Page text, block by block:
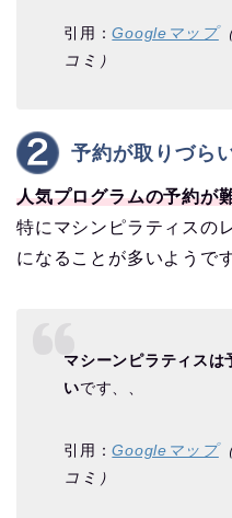
引用：Googleマップ
コミ）
予約が取りづら
人気プログラムの予約が
特にマシンピラティスの
になることが多いようです
マシーンピラティスは
いです、、
引用：Googleマップ
コミ）